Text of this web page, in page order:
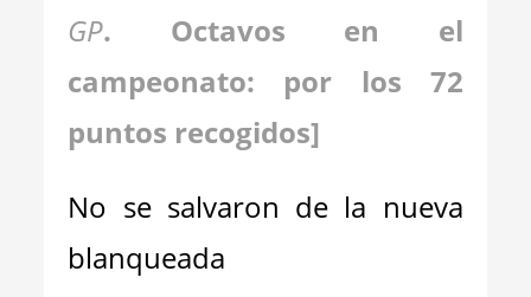
GP. Octavos en el
campeonato: por los 72
puntos recogidos]
No se salvaron de la nueva
blanqueada